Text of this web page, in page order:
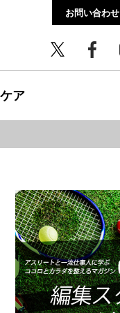
お問い合わせ
ア